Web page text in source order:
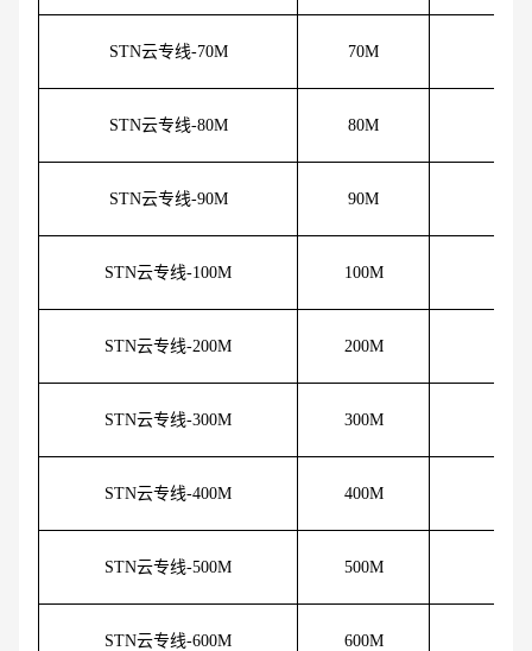
STN云专线-70M 70M
STN云专线-80M 80M
STN云专线-90M 90M
STN云专线-100M 100M
STN云专线-200M 200M
STN云专线-300M 300M
STN云专线-400M 400M
STN云专线-500M 500M
STN云专线-600M 600M